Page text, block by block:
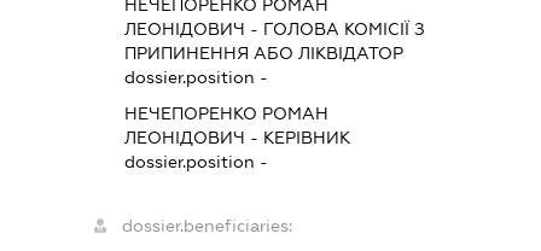
НЕЧЕПОРЕНКО РОМАН
ЛЕОНІДОВИЧ - ГОЛОВА КОМІСІЇ З
ПРИПИНЕННЯ АБО ЛІКВІДАТОР
dossier.position -
НЕЧЕПОРЕНКО РОМАН
ЛЕОНІДОВИЧ - КЕРІВНИК
dossier.position -
dossier.beneficiaries: